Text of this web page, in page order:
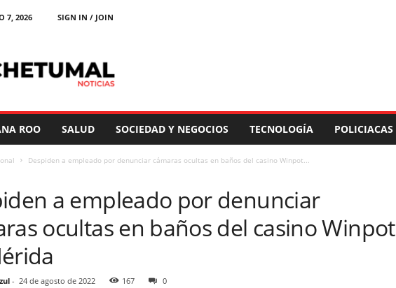
7, 2026
SIGN IN / JOIN
ROO SALUD SOCIEDAD Y NEGOCIOS TECNOLOGÍA POLICIACAS
Despiden a empleado por denunciar cámaras ocultas en baños del casino Winpot...
a empleado por denunciar
ocultas en baños del casino Winpot
- 24 de agosto de 2022 167 0